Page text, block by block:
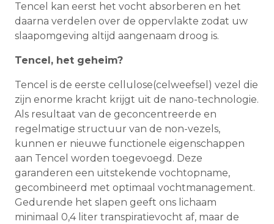
Tencel kan eerst het vocht absorberen en het
daarna verdelen over de oppervlakte zodat uw
slaapomgeving altijd aangenaam droog is.
Tencel, het geheim?
Tencel is de eerste cellulose(celweefsel) vezel die
zijn enorme kracht krijgt uit de nano-technologie.
Als resultaat van de geconcentreerde en
regelmatige structuur van de non-vezels,
kunnen er nieuwe functionele eigenschappen
aan Tencel worden toegevoegd. Deze
garanderen een uitstekende vochtopname,
gecombineerd met optimaal vochtmanagement.
Gedurende het slapen geeft ons lichaam
minimaal 0,4 liter transpiratievocht af, maar de